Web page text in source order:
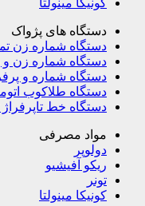
کونیکا مینولتا
دستگاه های پژواک
دستگاه شماره زن
دستگاه شماره زن و
دستگاه شماره و
دستگاه طلاکوب
دستگاه خط تاپرفراژ
مواد مصرفی
دولوپر
ریکو آفیشیو
تونر
کونیکا مینولتا